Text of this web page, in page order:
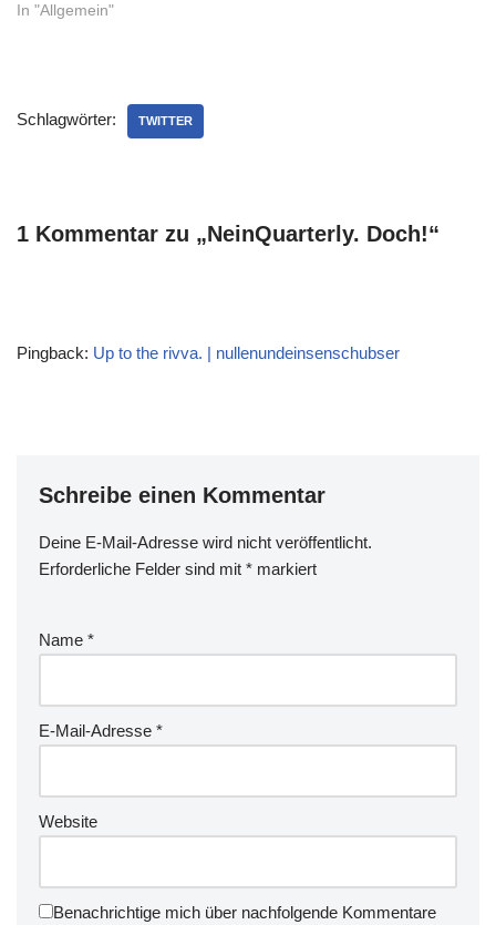
Gedanken - notfalls führen
VEB=Volkseigener Betrieb).
In "Allgemein"
Schlagwörter: TWITTER
1 Kommentar zu „NeinQuarterly. Doch!“
Pingback: Up to the rivva. | nullenundeinsenschubser
Schreibe einen Kommentar
Deine E-Mail-Adresse wird nicht veröffentlicht.
Erforderliche Felder sind mit * markiert
Name *
E-Mail-Adresse *
Website
Benachrichtige mich über nachfolgende Kommentare